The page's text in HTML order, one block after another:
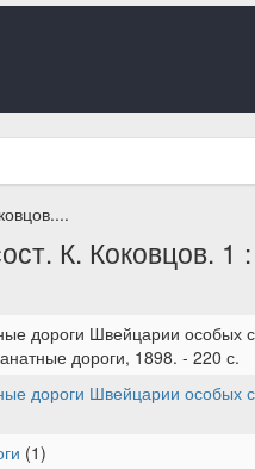
К. Коковцов.
дороги Швейцарии особых
дороги, 1898. - 220 с.
дороги Швейцарии особых
(1)